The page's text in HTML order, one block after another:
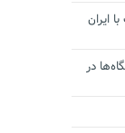
ایران
در